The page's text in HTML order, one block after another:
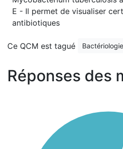
E - Il permet de visualiser
antibiotiques
Ce QCM est tagué Bactériologie
Réponses des